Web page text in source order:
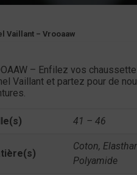
Vaillant – Vrooaaw
– Enfilez vos
Vaillant et partez pour de
41 – 46
Coton,
Polyamide